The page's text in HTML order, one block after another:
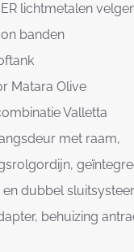
lichtmetalen
banden
Matara Olive
Valletta
met raam,
dubbel
behuizing